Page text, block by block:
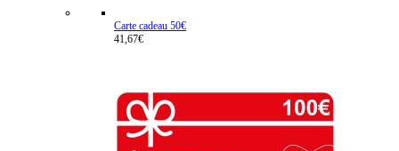
Carte cadeau 50€
41,67€